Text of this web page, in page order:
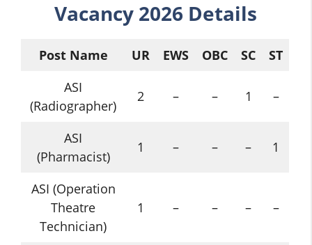
Vacancy 2026 Details
Post Name UR EWS OBC SC
ST
ASI
(Radiographer)
2 – – 1 –
ASI
(Pharmacist)
1 – – – 1
ASI (Operation
Theatre
Technician)
1 – – – –